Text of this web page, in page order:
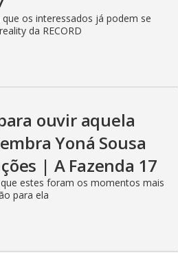
os interessados já podem se
da RECORD
ouvir aquela
Yoná Sousa
| A Fazenda 17
estes foram os momentos mais
para ela